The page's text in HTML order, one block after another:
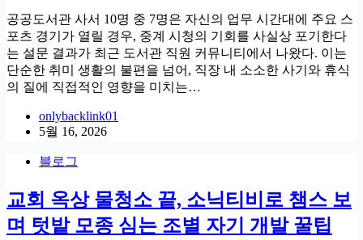
공공도서관 사서 10명 중 7명은 자신의 업무 시간대에 주요 스
포츠 경기가 열릴 경우, 중계 시청의 기회를 사실상 포기한다
는 설문 결과가 최근 도서관 직원 커뮤니티에서 나왔다. 이는
단순한 취미 생활의 불편을 넘어, 직장 내 소소한 사기와 휴식
의 질에 직접적인 영향을 미치는…
onlybacklink01
5월 16, 2026
블로그
교회 옥상 물청소 끝, 소닉티비로 챔스 보
며 텃밭 모종 심는 조별 자기 개발 꿀팁